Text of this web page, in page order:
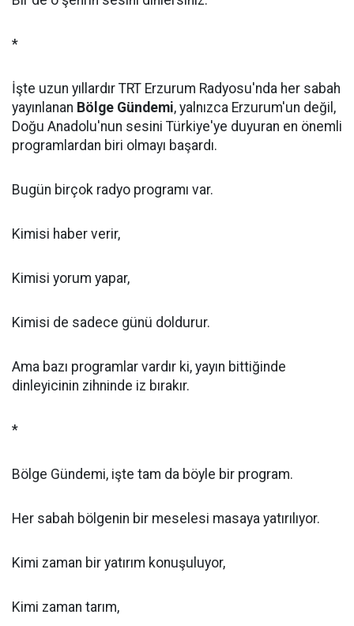
*
İşte uzun yıllardır TRT Erzurum Radyosu'nda her sabah
yayınlanan Bölge Gündemi, yalnızca Erzurum'un değil,
Doğu Anadolu'nun sesini Türkiye'ye duyuran en önemli
programlardan biri olmayı başardı.
Bugün birçok radyo programı var.
Kimisi haber verir,
Kimisi yorum yapar,
Kimisi de sadece günü doldurur.
Ama bazı programlar vardır ki, yayın bittiğinde
dinleyicinin zihninde iz bırakır.
*
Bölge Gündemi, işte tam da böyle bir program.
Her sabah bölgenin bir meselesi masaya yatırılıyor.
Kimi zaman bir yatırım konuşuluyor,
Kimi zaman tarım,